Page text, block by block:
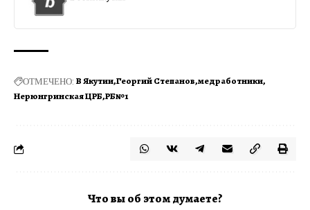
ОТМЕЧЕНО: В Якутии Георгий Степанов медработники
Нерюнгринская ЦРБ РБ№1
Что вы об этом думаете?